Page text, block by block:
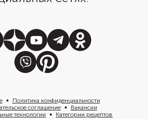
Политика конфиденциальности
соглашение
Вакансии
технологии
Категории рецептов